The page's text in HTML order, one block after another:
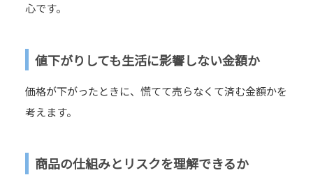
心です。
値下がりしても生活に影響しない金額か
価格が下がったときに、慌てて売らなくて済む金額かを
考えます。
商品の仕組みとリスクを理解できるか